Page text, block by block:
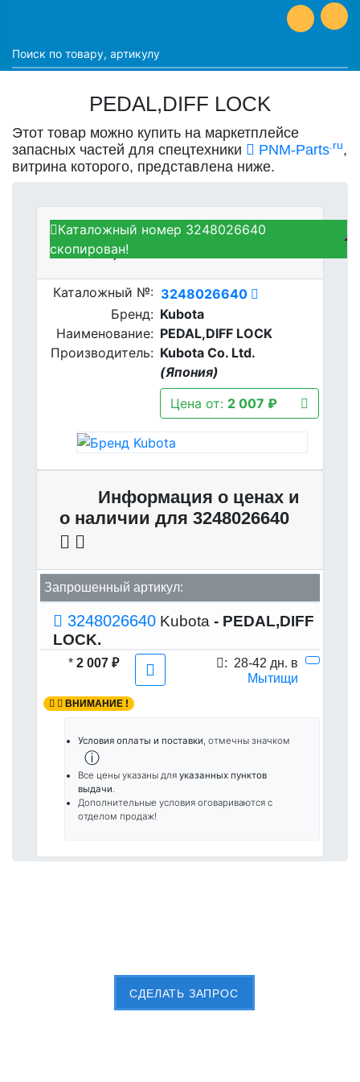
PEDAL,DIFF LOCK
Этот товар можно купить на маркетплейсе
запасных частей для спецтехники
PNM-Parts.ru,
витрина которого, представлена ниже.
Kubota 3248026640 -
PEDAL,DIFF LOCK
Каталожный №: 3248026640
Бренд: Kubota
Наименование: PEDAL,DIFF LOCK
Производитель: Kubota Co. Ltd.
(Япония)
Цена от: 2 007 ₽
Каталожный номер 3248026640
скопирован!
Информация о ценах и
о наличии для 3248026640
Запрошенный артикул:
3248026640 Kubota - PEDAL,DIFF
LOCK.
* 2 007 ₽ : 28-42 дн. в
Мытищи
ВНИМАНИЕ !
Условия оплаты и поставки, отмечны значком
ⓘ
Все цены указаны для указанных пунктов
выдачи.
Дополнительные условия оговариваются с
отделом продаж!
CДЕЛАТЬ ЗАПРОС